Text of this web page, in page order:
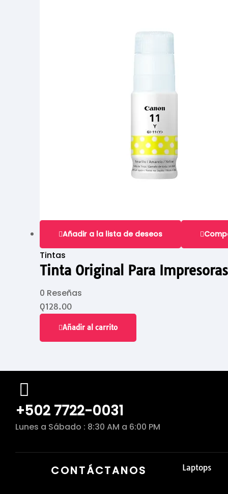
Añadir a la lista de deseos
Tintas
Tinta Original Para
0 Reseñas
Q128.00
Añadir al carrito
+502 7722-0031
Lunes a Sábado : 8:30 AM a 6:00 PM
CONTÁCTANOS Laptops